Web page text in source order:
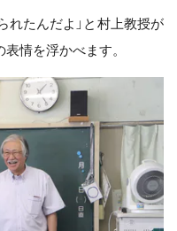
れたんだよ」と村上教授が
情を浮かべます。